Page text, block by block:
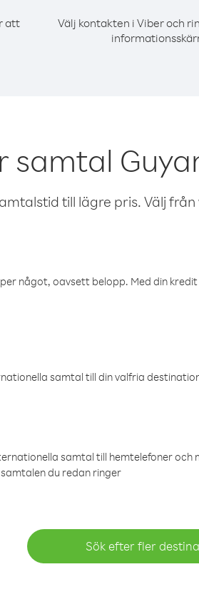
att
Välj kontakten i Viber och
samtal
till lägre pris. Välj
något, oavsett belopp. Med din
samtal till din valfria
samtal till hemtelefoner
du redan ringer
Sök efter fler